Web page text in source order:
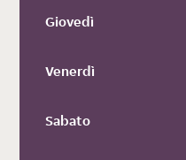
Giovedì
Venerdì
Sabato